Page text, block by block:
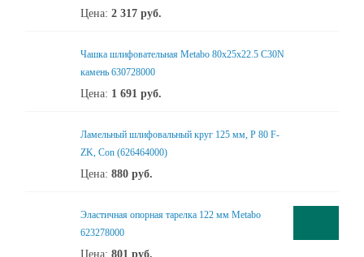
Цена: 2 317 руб.
Чашка шлифовательная Metabo 80x25x22.5 C30N
камень 630728000
Цена: 1 691 руб.
Ламельный шлифовальный круг 125 мм, P 80 F-
ZK, Con (626464000)
Цена: 880 руб.
Эластичная опорная тарелка 122 мм Metabo
623278000
Цена: 801 руб.